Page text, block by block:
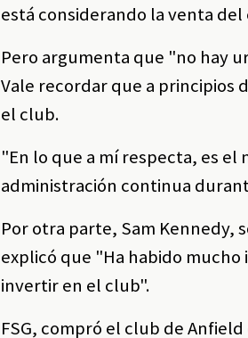
está considerando la venta del
Pero argumenta que "no hay
Vale recordar que a principios
el club.
"En lo que a mí respecta, es
administración continua
Por otra parte, Sam Kennedy,
explicó que "Ha habido
invertir en el club".
FSG, compró el club de